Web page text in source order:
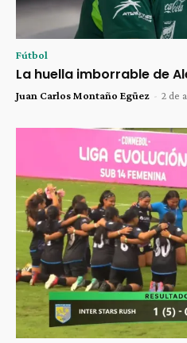
Fútbol
La huella imborrable de
Juan Carlos Montaño Egüez - 2 de